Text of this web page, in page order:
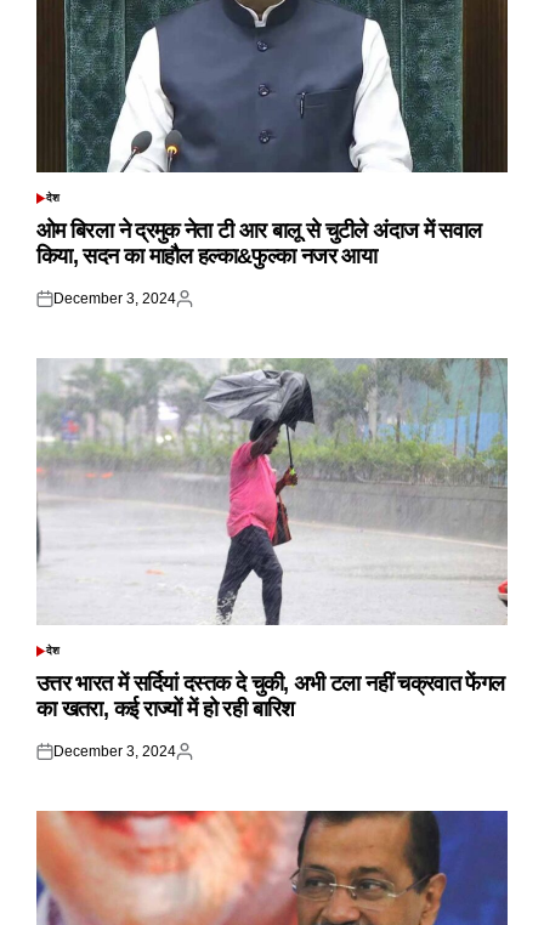
POSTED
देश
ओम बिरला ने द्रमुक नेता टी आर बालू से चुटीले अंदाज में सवाल
किया, सदन का माहौल हल्का&फुल्का नजर आया
Posted
December 3, 2024
Posted
POSTED
देश
उत्तर भारत में सर्दियां दस्तक दे चुकी, अभी टला नहीं चक्रवात फेंगल
का खतरा, कई राज्यों में हो रही बारिश
Posted
December 3, 2024
Posted